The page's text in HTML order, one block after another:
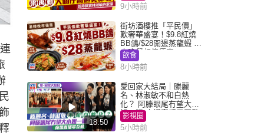
9小時前
街坊酒樓推「平民價」
歎奢華盛宴！$9.8紅燒
BB鴿/$28開邊蒸龍蝦 3
大晚餐超值優惠
飲食
8小時前
18:50
愛回家大結局｜滕麗
名、林淑敏不和白熱
化？ 阿滕眼尾冇望大小
姐一眼 商場直播零互動
影視圈
5小時前